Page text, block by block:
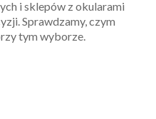
i sklepów z okularami
Sprawdzamy, czym
tym wyborze.